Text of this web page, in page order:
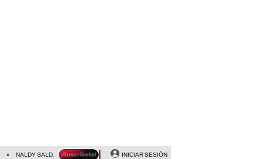
NALDY SALDAÑA JAVIER MILEI PARTIDOS DE HOY
INICIAR SESIÓN